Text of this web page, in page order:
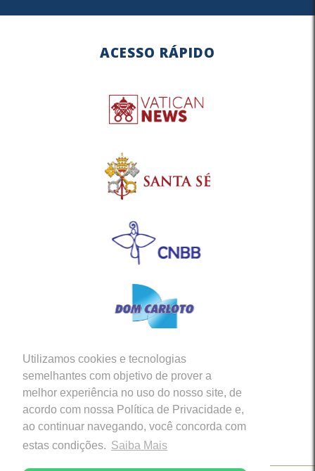
Utilizamos cookies e tecnologias
semelhantes com objetivo de prover a
melhor experiência no uso do nosso site, de
acordo com nossa Política de Privacidade e,
ao continuar navegando, você concorda com
estas condições. Saiba Mais
ACESSO RÁPIDO
Siga-nos em nossas Redes Sociais